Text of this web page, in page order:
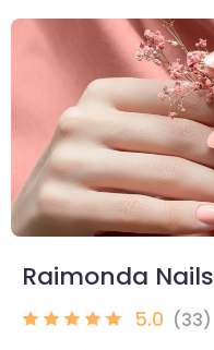
Raimonda Nails
5.0 (33)